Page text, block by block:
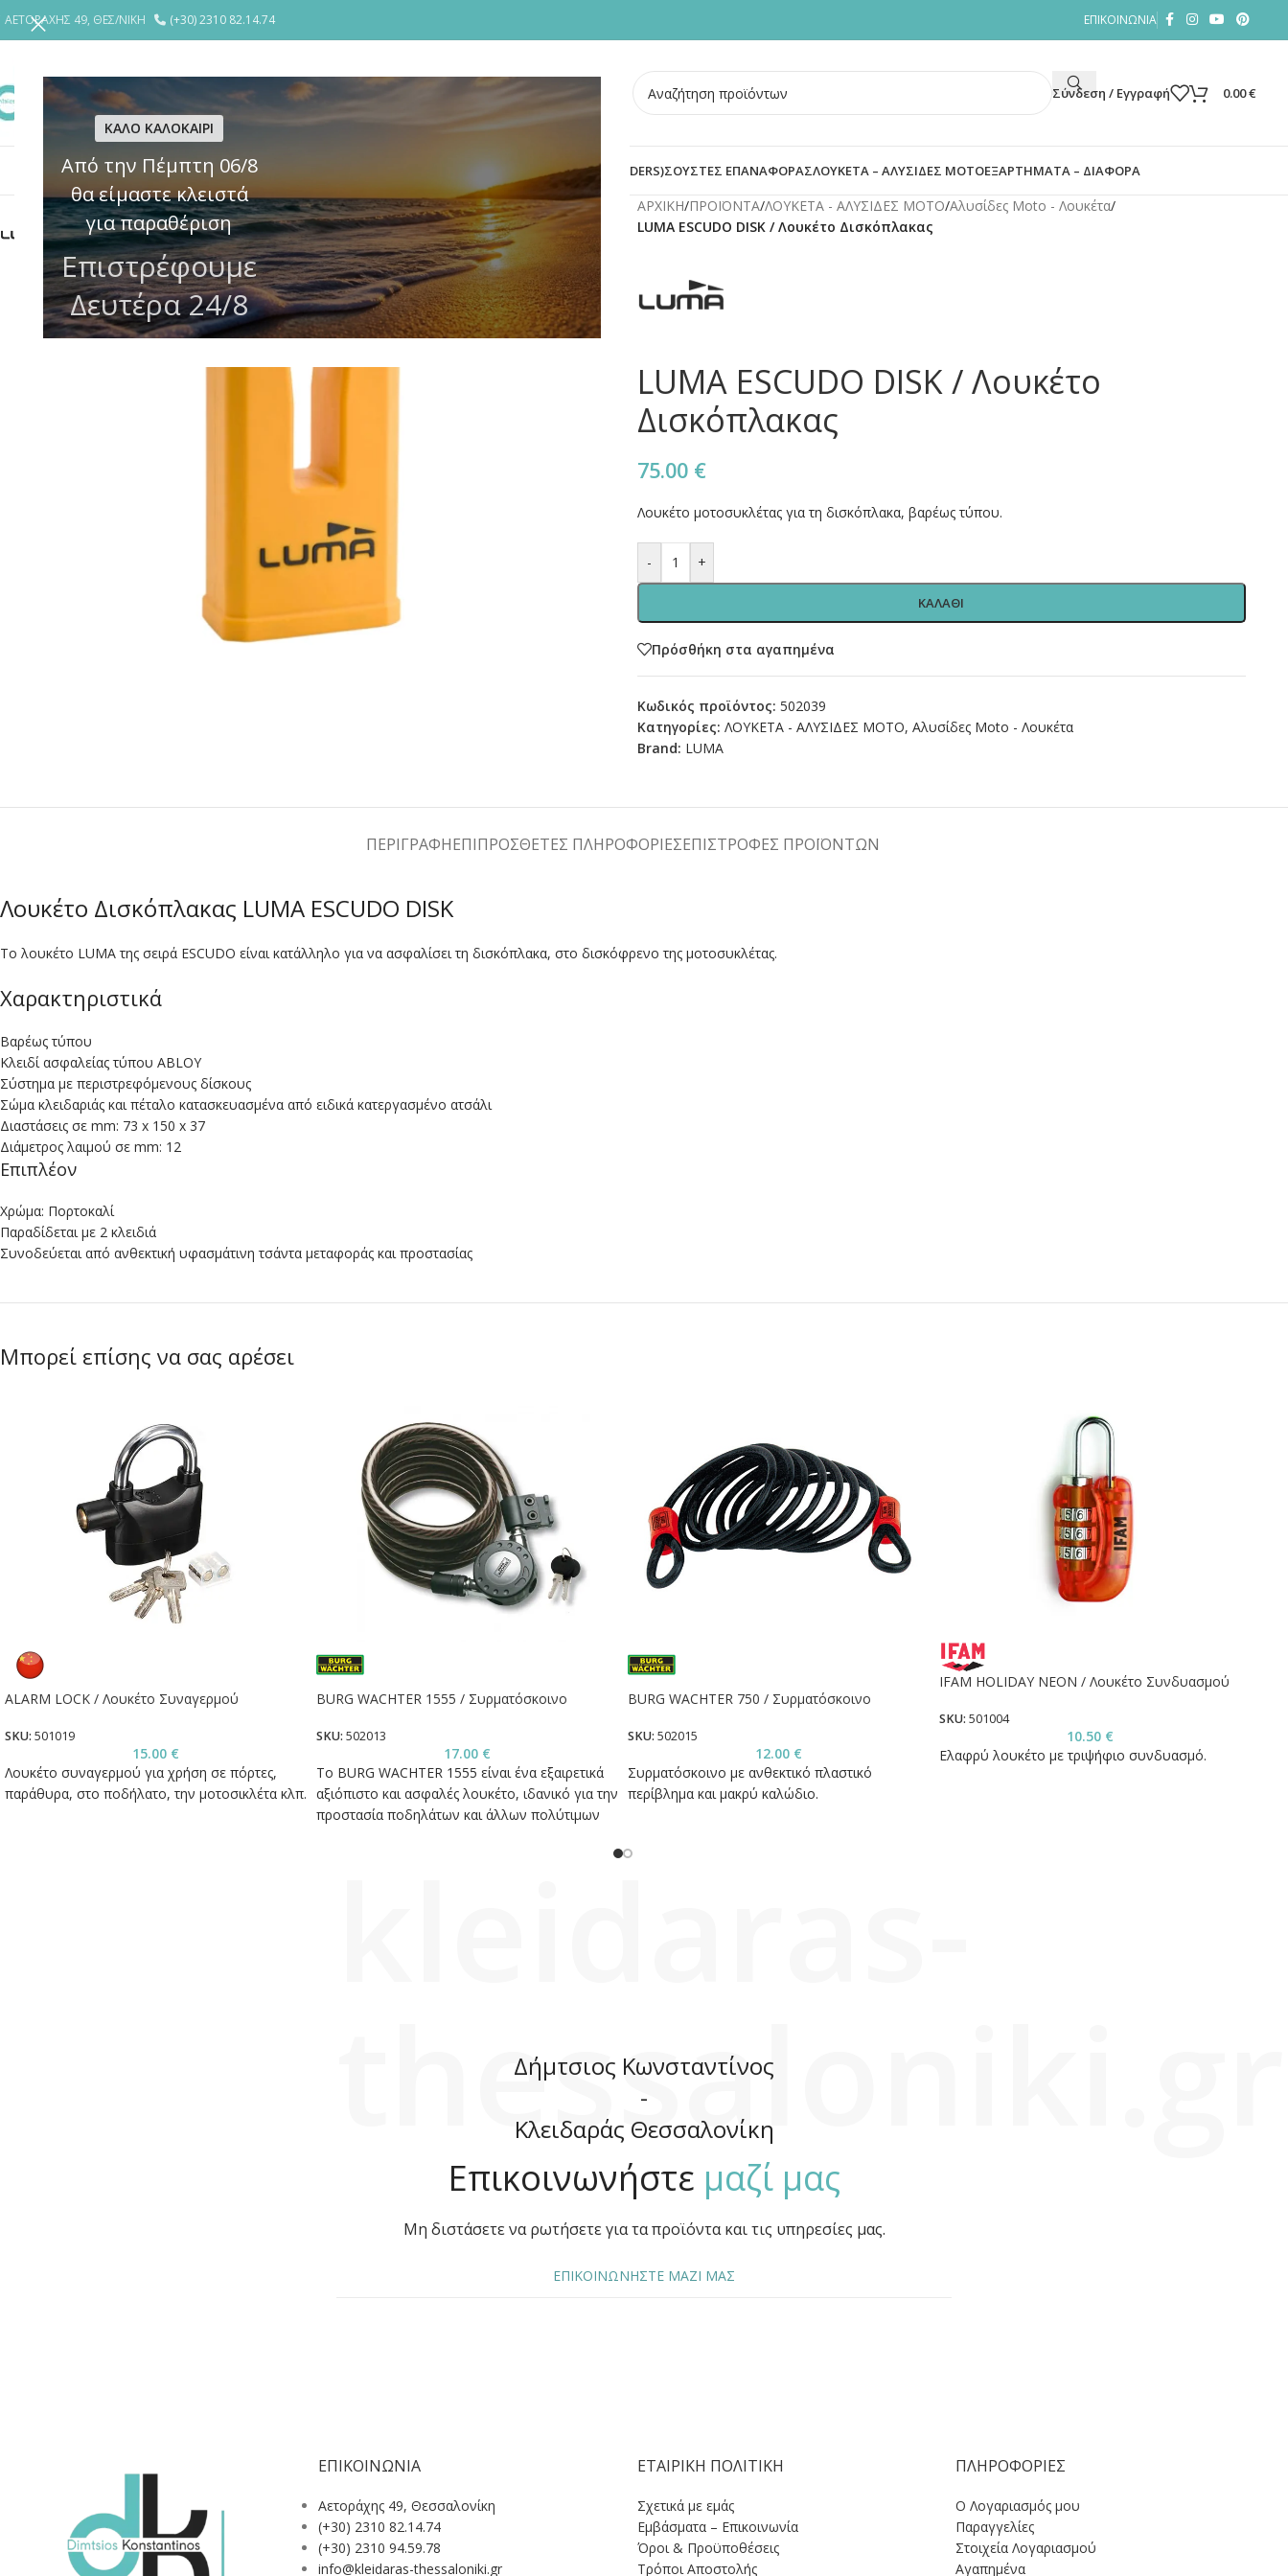
ΚΑΛΟ ΚΑΛΟΚΑΙΡΙ
Από την Πέμπτη 06/8
θα είμαστε κλειστά
για παραθέριση
Επιστρέφουμε
Δευτέρα 24/8
ΑΕΤΟΡΑΧΗΣ 49, ΘΕΣ/ΝΙΚΗ (+30) 2310 82.14.74 ΕΠΙΚΟΙΝΩΝΙΑ
ΕΤΑΙΡΕΙΑ YΠΗΡΕΣΙΕΣ ΘΩΡΑΚΙΣΜΕΝΕΣ ΠΟΡΤΕΣ Σύνδεση / Εγγραφή 0.00€
ΚΛΕΙΔΑΡΙΕΣΗΛΕΚΤΡΙΚΕΣ ΚΛΕΙΔΑΡΙΕΣ – ΚΥΠΡΙ ΠΡΟΣΤΑΣΙΑ ΚΥΛΙΝΔΡΟΥ (DEFENDERS)ΣΟΥΣΤΕΣ ΕΠΑΝΑΦΟΡΑΣΛΟΥΚΕΤΑ – ΑΛΥΣΙΔΕΣ ΜΟΤΟΕΞΑΡΤΗΜΑΤΑ – ΔΙΑΦΟΡΑ
ΑΡΧΙΚΗ/ΠΡΟΪΟΝΤΑ/ΛΟΥΚΕΤΑ - ΑΛΥΣΙΔΕΣ ΜΟΤΟ/Αλυσίδες Moto - Λουκέτα/
LUMA ESCUDO DISK / Λουκέτο Δισκόπλακας
LUMA ESCUDO DISK / Λουκέτο
Δισκόπλακας
75.00 €
Λουκέτο μοτοσυκλέτας για τη δισκόπλακα, βαρέως τύπου.
- +
ΚΑΛΑΘΙ
Πρόσθήκη στα αγαπημένα
Κωδικός προϊόντος: 502039
Κατηγορίες: ΛΟΥΚΕΤΑ - ΑΛΥΣΙΔΕΣ ΜΟΤΟ, Αλυσίδες Moto - Λουκέτα
Brand: LUMA
ΠΕΡΙΓΡΑΦΉΕΠΙΠΡΌΣΘΕΤΕΣ ΠΛΗΡΟΦΟΡΊΕΣΕΠΙΣΤΡΟΦΕΣ ΠΡΟΪΟΝΤΩΝ
Λουκέτο Δισκόπλακας LUMA ESCUDO DISK
Το λουκέτο LUMA της σειρά ESCUDO είναι κατάλληλο για να ασφαλίσει τη δισκόπλακα, στο δισκόφρενο της μοτοσυκλέτας.
Χαρακτηριστικά
Βαρέως τύπου
Κλειδί ασφαλείας τύπου ABLOY
Σύστημα με περιστρεφόμενους δίσκους
Σώμα κλειδαριάς και πέταλο κατασκευασμένα από ειδικά κατεργασμένο ατσάλι
Διαστάσεις σε mm: 73 x 150 x 37
Διάμετρος λαιμού σε mm: 12
Επιπλέον
Χρώμα: Πορτοκαλί
Παραδίδεται με 2 κλειδιά
Συνοδεύεται από ανθεκτική υφασμάτινη τσάντα μεταφοράς και προστασίας
Μπορεί επίσης να σας αρέσει
ALARM LOCK / Λουκέτο Συναγερμού
SKU: 501019
15.00 €
Λουκέτο συναγερμού για χρήση σε πόρτες,
παράθυρα, στο ποδήλατο, την μοτοσικλέτα κλπ.
BURG WACHTER 1555 / Συρματόσκοινο
SKU: 502013
17.00 €
Το BURG WACHTER 1555 είναι ένα εξαιρετικά
αξιόπιστο και ασφαλές λουκέτο, ιδανικό για την
προστασία ποδηλάτων και άλλων πολύτιμων
BURG WACHTER 750 / Συρματόσκοινο
SKU: 502015
12.00 €
Συρματόσκοινο με ανθεκτικό πλαστικό
περίβλημα και μακρύ καλώδιο.
IFAM HOLIDAY NEON / Λουκέτο Συνδυασμού
SKU: 501004
10.50 €
Ελαφρύ λουκέτο με τριψήφιο συνδυασμό.
thessaloniki.gr
Δήμτσιος Κωνσταντίνος
-
Κλειδαράς Θεσσαλονίκη
Επικοινωνήστε μαζί μας
Μη διστάσετε να ρωτήσετε για τα προϊόντα και τις υπηρεσίες μας.
ΕΠΙΚΟΙΝΩΝΗΣΤΕ ΜΑΖΙ ΜΑΣ
ΕΠΙΚΟΙΝΩΝΙΑ
Αετοράχης 49, Θεσσαλονίκη
(+30) 2310 82.14.74
(+30) 2310 94.59.78
info@kleidaras-thessaloniki.gr
ΕΤΑΙΡΙΚΗ ΠΟΛΙΤΙΚΗ
Σχετικά με εμάς
Εμβάσματα – Επικοινωνία
Όροι & Προϋποθέσεις
Tρόποι Αποστολής
ΠΛΗΡΟΦΟΡΙΕΣ
Ο Λογαριασμός μου
Παραγγελίες
Στοιχεία Λογαριασμού
Αγαπημένα